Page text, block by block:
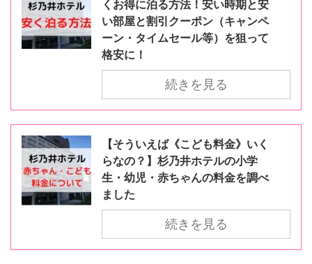
くお得に泊る方法！安い時期と安
い部屋と割引クーポン（キャンペ
ーン・タイムセール等）を狙って
格安に！
続きを見る
【そういえば《こども料金》いく
らなの？】杉乃井ホテルの小学
生・幼児・赤ちゃんの料金を調べ
ました
続きを見る